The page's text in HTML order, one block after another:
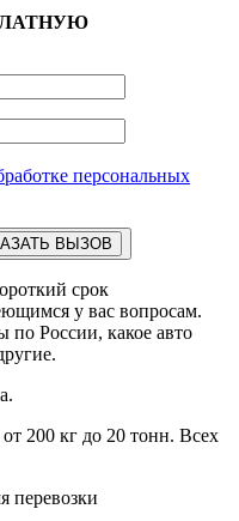
персональных
срок
у вас вопросам.
по России, какое авто
200 кг до 20 тонн. Всех
перевозки